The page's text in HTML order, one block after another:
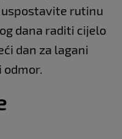
rutinu
dana raditi cijelo
dan za lagani